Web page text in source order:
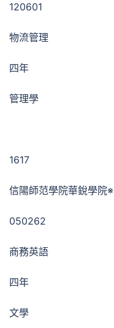
120601
物流管理
四年
管理學
1617
信陽師范學院華銳學院※
050262
商務英語
四年
文學